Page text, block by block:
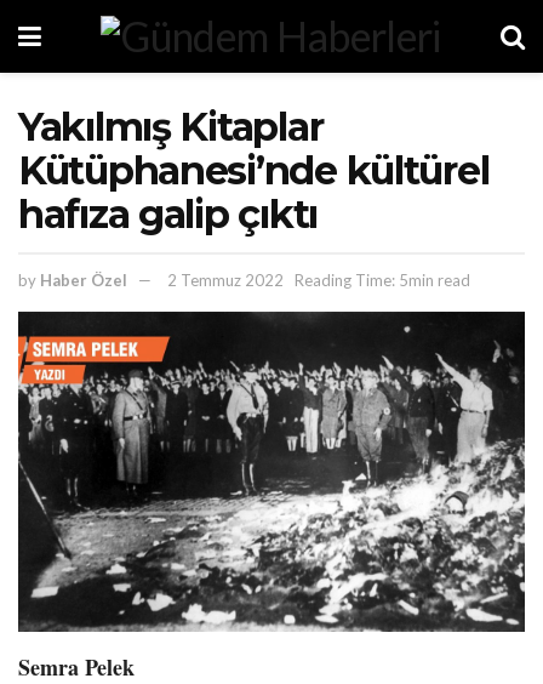
Yakılmış Kitaplar
Kütüphanesi’nde kültürel
hafıza galip çıktı
by Haber Özel 2 Temmuz 2022 Reading Time: 5min read
Semra Pelek